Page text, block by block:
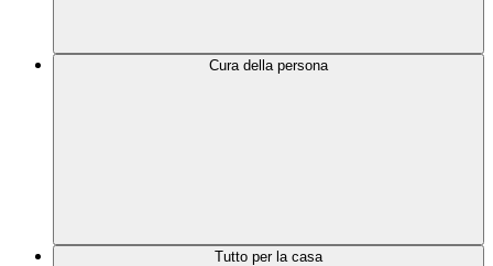
Cura della persona
Tutto per la casa